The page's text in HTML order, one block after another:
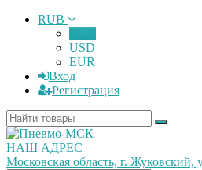
RUB
USD
EUR
Вход
Регистрация
НАШ АДРЕС
Московская область, г. Жуковский,